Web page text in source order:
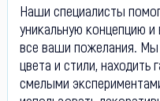
Наши специалисты
уникальную концепцию
все ваши пожелания. Мы
цвета и стили,
смелыми